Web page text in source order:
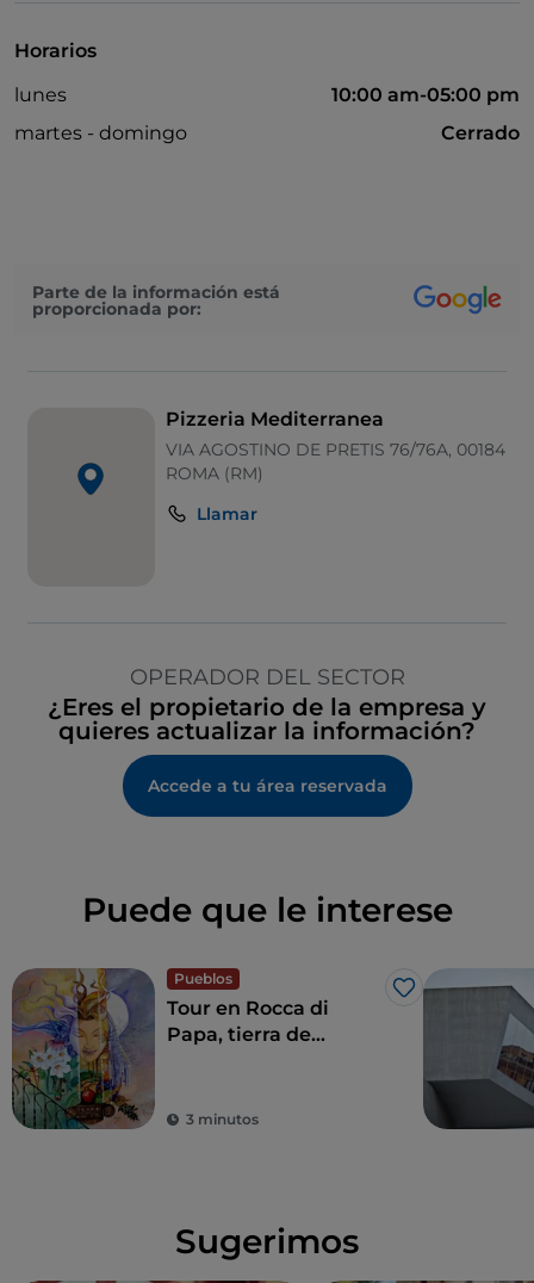
Horarios
lunes
10:00 am-05:00 pm
martes - domingo
Cerrado
Parte de la información está
proporcionada por:
Pizzeria Mediterranea
VIA AGOSTINO DE PRETIS 76/76A, 00184
ROMA (RM)
Llamar
OPERADOR DEL SECTOR
¿Eres el propietario de la empresa y
quieres actualizar la información?
Accede a tu área reservada
Puede que le interese
Pueblos
Me gusta
Tour en Rocca di
Papa, tierra de
3 minutos
Sugerimos